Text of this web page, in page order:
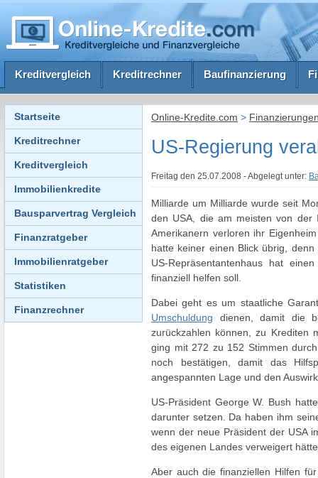
Kreditvergleich Kreditrechner Baufinanzierung
Online-Kredite.com >
US-Regierung
Freitag den 25.07.2008 - Abgelegt unter:
Milliarde um Milliarde wurde seit
den USA, die am meisten von der
Amerikanern verloren ihr
hatte keiner einen Blick übrig,
US-Repräsentantenhaus hat
finanziell helfen soll.
Dabei geht es um staatliche
Umschuldung dienen, damit die
zurückzahlen können, zu Krediten
ging mit 272 zu 152 Stimmen
noch bestätigen, damit das
angespannten Lage und den
US-Präsident George W. Bush
darunter setzen. Da haben ihm
wenn der neue Präsident der USA
des eigenen Landes verweigert
Aber auch die finanziellen Hilfen
Startseite
Kreditrechner
Kreditvergleich
Immobilienkredite
Bausparvertrag Vergleich
Finanzratgeber
Immobilienratgeber
Statistiken
Finanzrechner